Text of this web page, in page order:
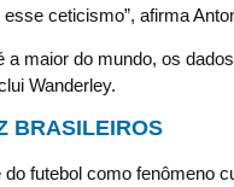
ceticismo”, afirma
maior do mundo, os
Wanderley.
BRASILEIROS
futebol como fenômeno